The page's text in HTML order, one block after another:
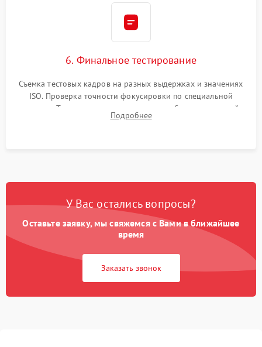
6. Финальное тестирование
Съемка тестовых кадров на разных выдержках и значениях
ISO. Проверка точности фокусировки по специальной
мишени. Тест записи на карту памяти, работы встроенной
вспышки, микрофона и всех кнопок управления.
Подробнее
У Вас остались вопросы?
Оставьте заявку, мы свяжемся с Вами в ближайшее
время
Заказать звонок